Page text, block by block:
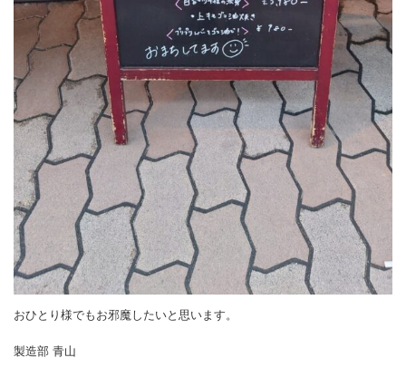
おひとり様でもお邪魔したいと思います。
製造部 青山